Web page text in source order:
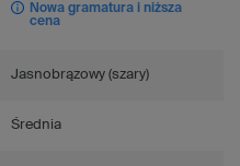
Nowa gramatura i niższa
cena
Jasnobrązowy (szary)
Średnia